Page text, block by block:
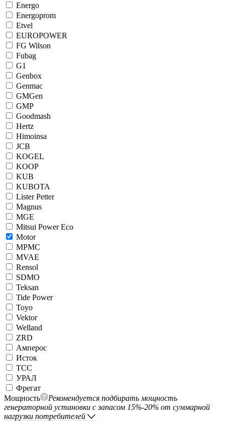
Energo
Energoprom
Etvel
EUROPOWER
FG Wilson
Fubag
G1
Genbox
Genmac
GMGen
GMP
Goodmash
Hertz
Himoinsa
JCB
KOGEL
KOOP
KUB
KUBOTA
Lister Petter
Magnus
MGE
Mitsui Power Eco
Motor
MPMC
MVAE
Rensol
SDMO
Teksan
Tide Power
Toyo
Vektor
Welland
ZRD
Амперос
Исток
ТСС
УРАЛ
Фрегат
Мощность
Рекомендуется подбирать мощность
генераторной установки с запасом 15%-20% от суммарной
нагрузки потребителей